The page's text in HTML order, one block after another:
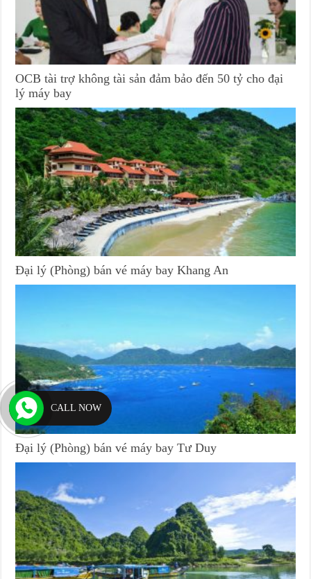
OCB tài trợ không tài sản đảm bảo đến 50 tỷ cho đại
lý máy bay
Đại lý (Phòng) bán vé máy bay Khang An
Đại lý (Phòng) bán vé máy bay Tư Duy
CALL NOW